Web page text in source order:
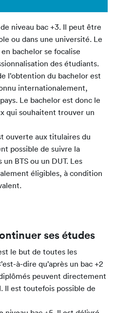
niveau bac +3. Il peut être
ou dans une université. Le
bachelor se focalise
des étudiants.
l’obtention du bachelor est
internationalement,
Le bachelor est donc le
qui souhaitent trouver un
ouverte aux titulaires du
possible de suivre la
BTS ou un DUT. Les
éligibles, à condition
ses études
le but de toutes les
à-dire qu’après un bac +2
peuvent directement
Il est toutefois possible de